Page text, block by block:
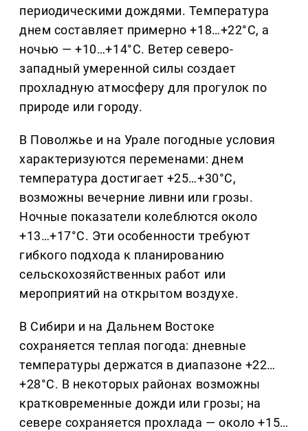
периодическими дождями. Температура
днем составляет примерно +18…+22°C, а
ночью — +10…+14°C. Ветер северо-
западный умеренной силы создает
прохладную атмосферу для прогулок по
природе или городу.
В Поволжье и на Урале погодные условия
характеризуются переменами: днем
температура достигает +25…+30°C,
возможны вечерние ливни или грозы.
Ночные показатели колеблются около
+13…+17°C. Эти особенности требуют
гибкого подхода к планированию
сельскохозяйственных работ или
мероприятий на открытом воздухе.
В Сибири и на Дальнем Востоке
сохраняется теплая погода: дневные
температуры держатся в диапазоне +22…
+28°C. В некоторых районах возможны
кратковременные дожди или грозы; на
севере сохраняется прохлада — около +15…